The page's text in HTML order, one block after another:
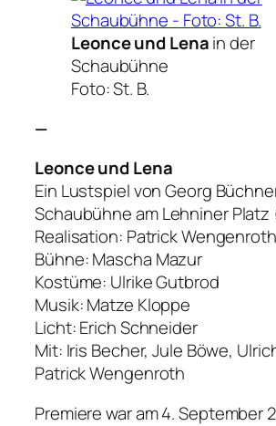
Leonce und Lenain der
Schaubühne
Foto: St. B.
—
Leonce und Lena
Ein Lustspiel von Georg
Schaubühne am Lehniner Platz
Realisation: Patrick Wengenroth
Bühne: Mascha Mazur
Kostüme: Ulrike Gutbrod
Musik: Matze Kloppe
Licht: Erich Schneider
Mit: Iris Becher, Jule Böwe,
Patrick Wengenroth
Premiere war am 4. September